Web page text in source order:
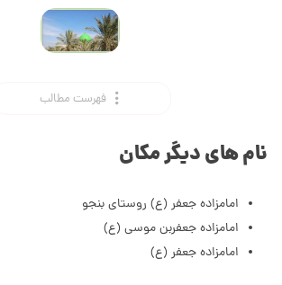
فهرست مطالب
نام های دیگر مکان
امامزاده جعفر (ع) روستای بنجو
امامزاده جعفر‌بن موسی (ع)
امامزاده جعفر (ع)